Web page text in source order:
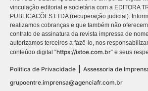
vinculação editorial e societária com a EDITORA
PUBLICACÕES LTDA (recuperação judicial).
realizamos cobranças e que também não
contrato de assinatura da revista impressa de
autorizamos terceiros a fazê-lo, nos
conteúdo digital “https://istoe.com.br” e seus
Política de Privacidade
Assessoria de
grupoentre.imprensa@agenciafr.com.br